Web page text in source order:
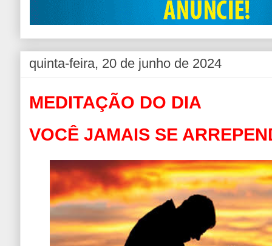
quinta-feira, 20 de junho de 2024
MEDITAÇÃO DO DIA
VOCÊ JAMAIS SE